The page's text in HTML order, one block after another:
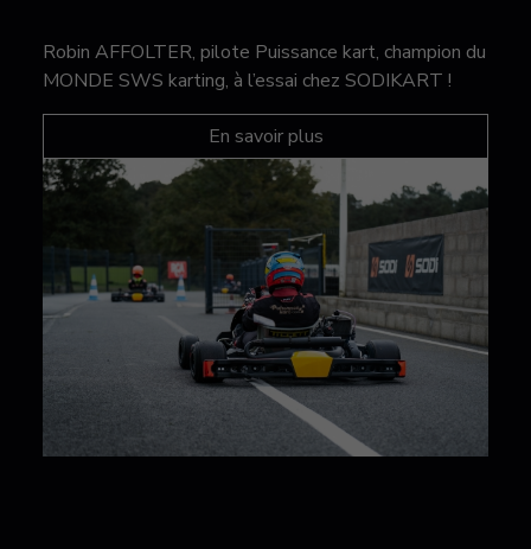
Robin AFFOLTER, pilote Puissance kart, champion du
MONDE SWS karting, à l’essai chez SODIKART !
En savoir plus